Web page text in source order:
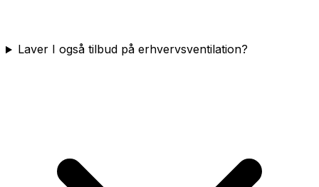
Laver I også tilbud på erhvervsventilation?